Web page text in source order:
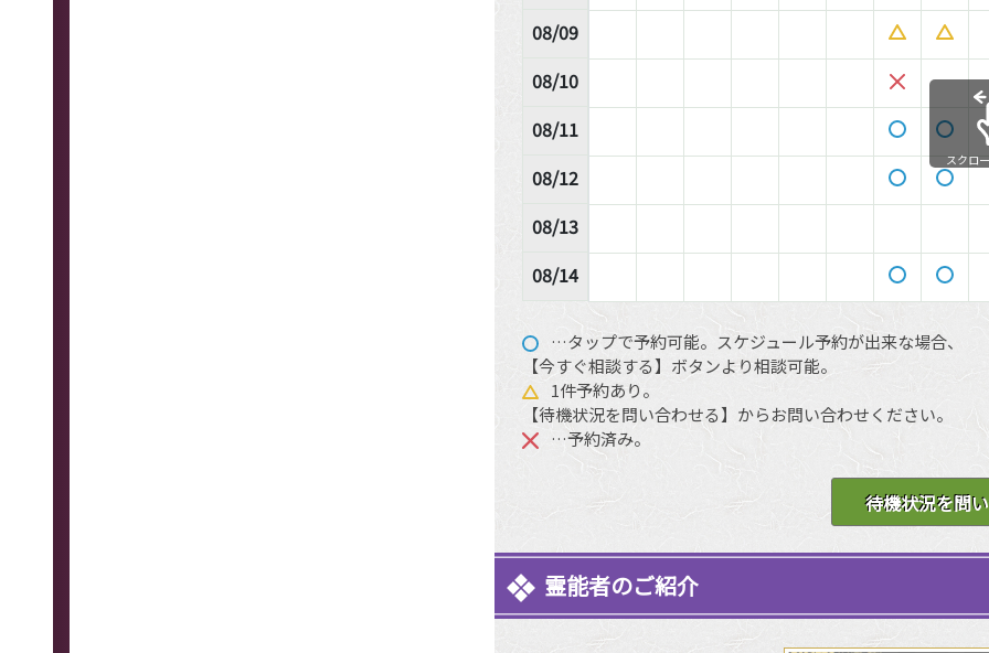
08/09
08/10
08/11
08/12
08/13
08/14
スクロ
…タップで予約可能。スケジュール予約が出来な場合、
【今すぐ相談する】ボタンより相談可能。
1件予約あり。
【待機状況を問い合わせる】からお問い合わせください。
…予約済み。
待機状況を問
霊能者のご紹介